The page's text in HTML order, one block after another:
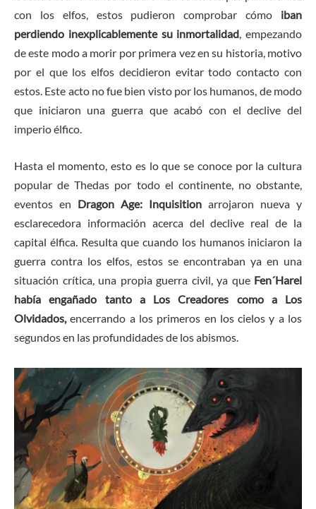
con los elfos, estos pudieron comprobar cómo iban
perdiendo inexplicablemente su inmortalidad, empezando
de este modo a morir por primera vez en su historia, motivo
por el que los elfos decidieron evitar todo contacto con
estos. Este acto no fue bien visto por los humanos, de modo
que iniciaron una guerra que acabó con el declive del
imperio élfico.
Hasta el momento, esto es lo que se conoce por la cultura
popular de Thedas por todo el continente, no obstante,
eventos en Dragon Age: Inquisition arrojaron nueva y
esclarecedora información acerca del declive real de la
capital élfica. Resulta que cuando los humanos iniciaron la
guerra contra los elfos, estos se encontraban ya en una
situación crítica, una propia guerra civil, ya que Fen´Harel
había engañado tanto a Los Creadores como a Los
Olvidados,encerrando a los primeros en los cielos y a los
segundos en las profundidades de los abismos.